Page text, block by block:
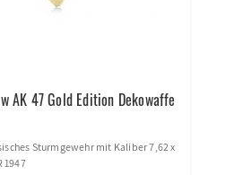
AK 47 Gold Edition Dekowaffe
Sturmgewehr mit Kaliber 7,62 x
1947